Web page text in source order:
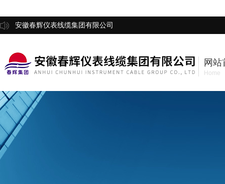
安徽春辉仪表线缆集团有限公司
网站
Home